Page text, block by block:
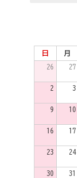
日 月
26
27
2 3
9 10
16 17
23 24
30 31